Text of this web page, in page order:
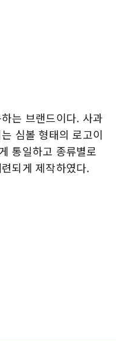
는 브랜드이다. 사과
심볼 형태의 로고이
통일하고 종류별로
되게 제작하였다.